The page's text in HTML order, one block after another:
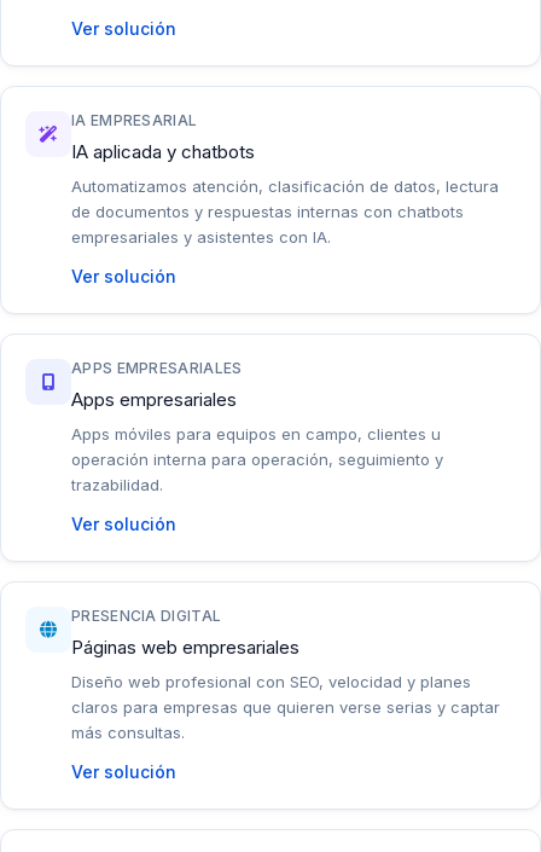
Ver solución
IA EMPRESARIAL
IA aplicada y chatbots
Automatizamos atención, clasificación de datos, lectura
de documentos y respuestas internas con chatbots
empresariales y asistentes con IA.
Ver solución
APPS EMPRESARIALES
Apps empresariales
Apps móviles para equipos en campo, clientes u
operación interna para operación, seguimiento y
trazabilidad.
Ver solución
PRESENCIA DIGITAL
Páginas web empresariales
Diseño web profesional con SEO, velocidad y planes
claros para empresas que quieren verse serias y captar
más consultas.
Ver solución